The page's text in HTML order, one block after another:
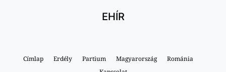
EHÍR
Címlap Erdély Partium Magyarország
Románia